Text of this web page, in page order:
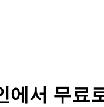
에서 무료